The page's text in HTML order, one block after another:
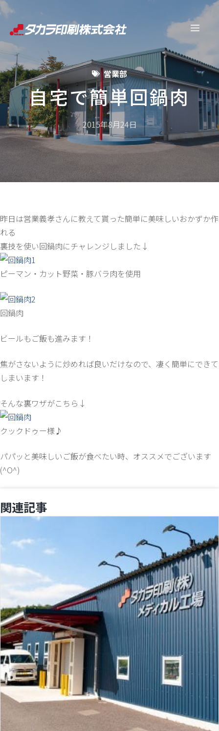
コ
ン
へ
ス
キ
プ
メ
ュ
ー
営業部
自宅で簡単回鍋肉
2015年8月24日
昨日は営業義孝さんに教えて貰った簡単に美味しいおかずか作
れる
裏技を使い回鍋肉にチャレンジしました↓
ピーマン・カット野菜・豚バラ肉を使用
回鍋肉
ビールもご飯も進みます！
焦がさないように炒めれば良いだけなので、凄く簡単にできて
しまいます！
そんな裏ワザがこちら↓
クックドゥー様♪
パパッと美味しいご飯が食べたい時、オススメでございます
(^O^)
関連記事